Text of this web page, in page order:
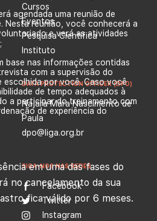
agendada uma reunião de
Nesta reunião, você conhecerá a
e verá as atividades
base nas informações contidas
com a supervisão do
escolhida por você. Caso você
de tempo adequados à
a participar do treinamento com
de experiência do
em uma das fases do
no cancelamento da sua
fica válido por 6 meses.
Cursos
Eventos
Pesquisa Científica
Instituto
DATA PROTECTION OFFICER (DPO)
Najara Mara Nascimento de
Paula
dpo@liga.org.br
SIGA-NOS NAS REDES
Facebook
Twitter
Instagram